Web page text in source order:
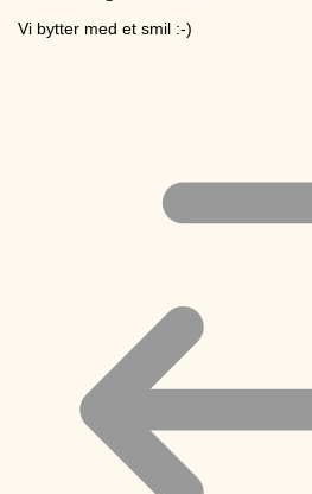
Vi bytter med et smil :-)